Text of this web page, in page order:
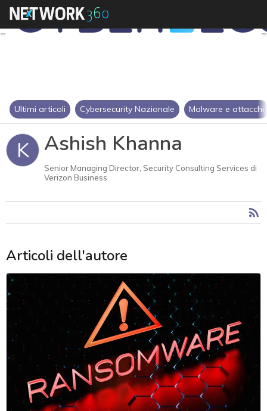
Ultimi articoli Cybersecurity Nazionale Malware e attacchi
K Ashish Khanna
Senior Managing Director, Security Consulting Services di
Verizon Business
Articoli dell'autore